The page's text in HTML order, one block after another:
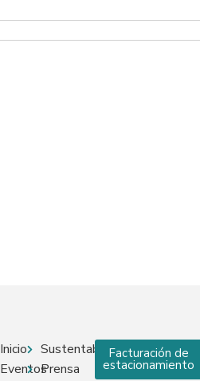
Inicio
Eventos
Sustentabilidad
Prensa
Facturación de
estacionamiento